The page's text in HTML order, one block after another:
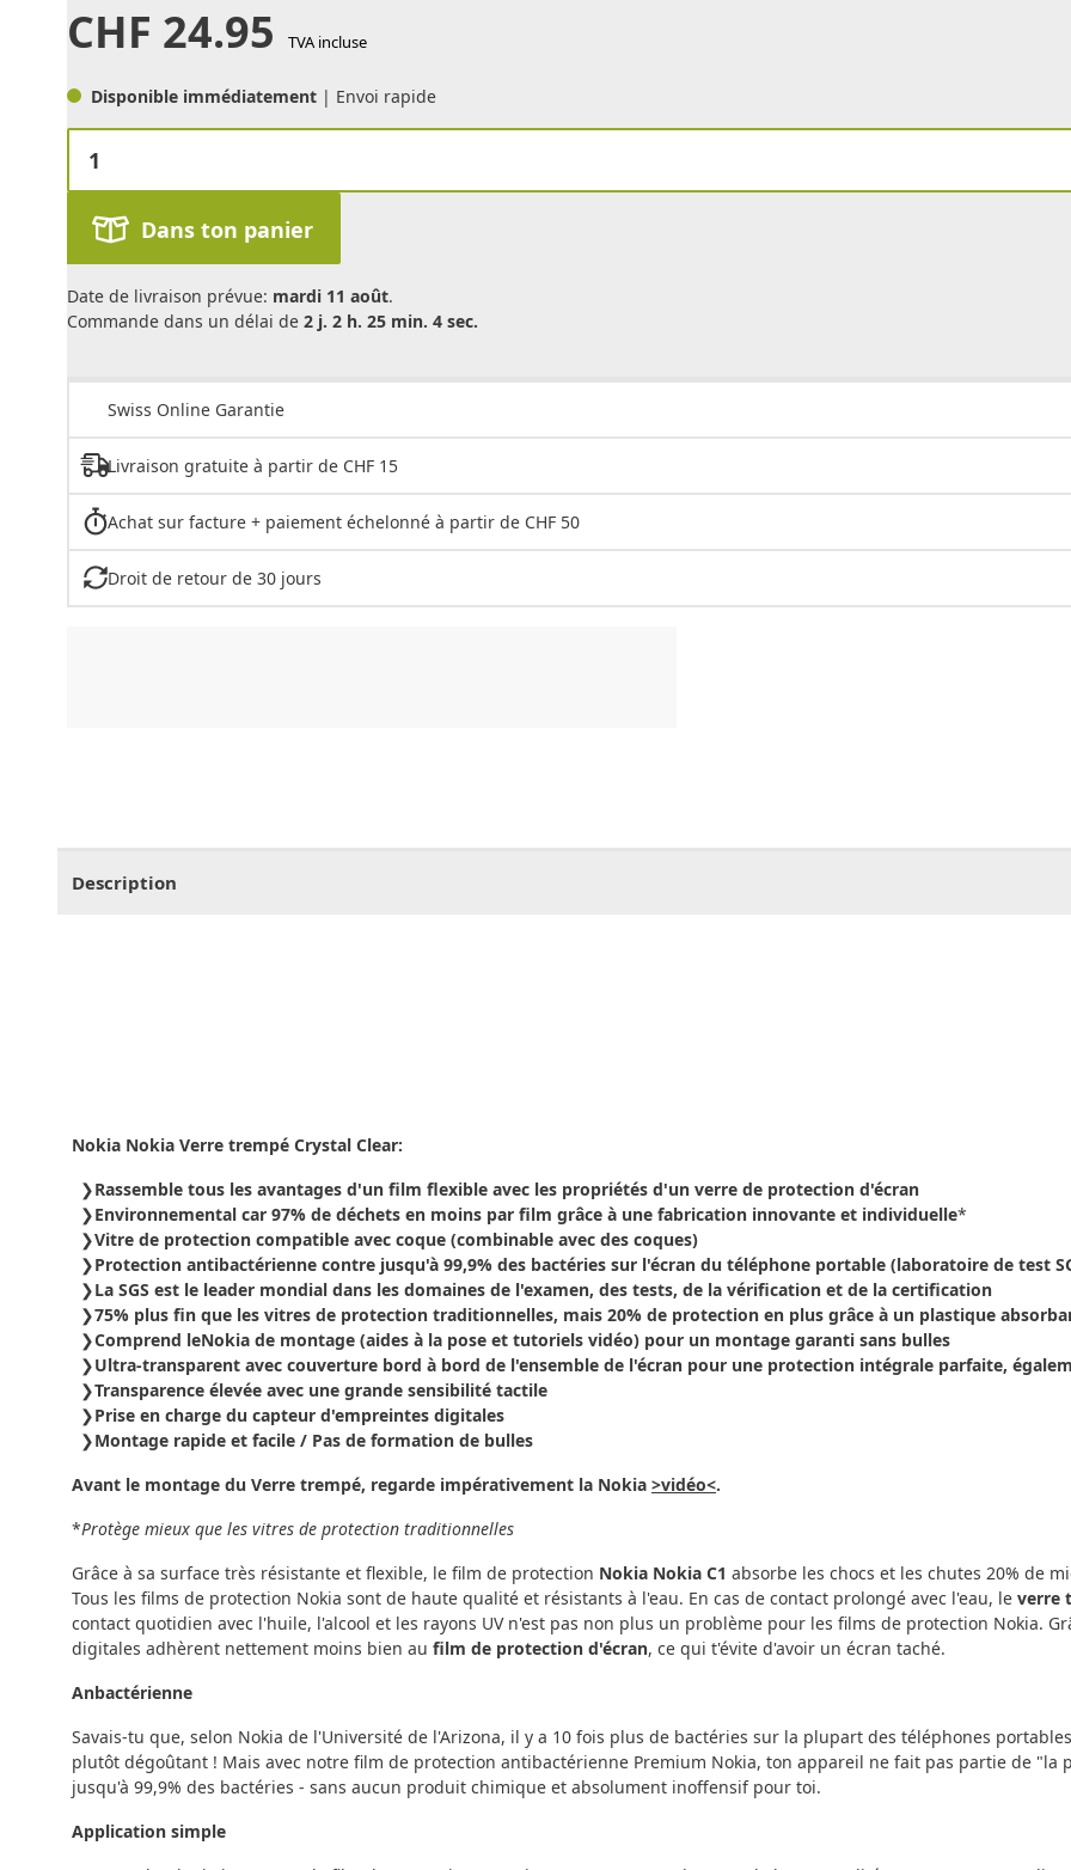
CHF 24.95 TVA incluse
Disponible immédiatement | Envoi rapide
Dans ton panier
Date de livraison prévue: mardi 11 août.
Commande dans un délai de 2 j. 2 h. 25 min. 4 sec.
Swiss Online Garantie
Livraison gratuite à partir de CHF 15
Achat sur facture + paiement échelonné à partir de CHF 50
Droit de retour de 30 jours
Description
Nokia Nokia Verre trempé Crystal Clear:
Rassemble tous les avantages d'un film flexible avec les propriétés d'un verre de protection d'écran
Environnemental car 97% de déchets en moins par film grâce à une fabrication innovante et individuelle*
Vitre de protection compatible avec coque (combinable avec des coques)
Protection antibactérienne contre jusqu'à 99,9% des bactéries sur l'écran du téléphone portable (laboratoire de test
La SGS est le leader mondial dans les domaines de l'examen, des tests, de la vérification et de la certification
75% plus fin que les vitres de protection traditionnelles, mais 20% de protection en plus grâce à un plastique
Comprend leNokia de montage (aides à la pose et tutoriels vidéo) pour un montage garanti sans bulles
Ultra-transparent avec couverture bord à bord de l'ensemble de l'écran pour une protection intégrale parfaite,
Transparence élevée avec une grande sensibilité tactile
Prise en charge du capteur d'empreintes digitales
Montage rapide et facile / Pas de formation de bulles
Avant le montage du Verre trempé, regarde impérativement la Nokia >vidéo<.
*Protège mieux que les vitres de protection traditionnelles
Grâce à sa surface très résistante et flexible, le film de protection Nokia Nokia C1 absorbe les chocs et les chutes 20% de
Tous les films de protection Nokia sont de haute qualité et résistants à l'eau. En cas de contact prolongé avec l'eau, le verre
contact quotidien avec l'huile, l'alcool et les rayons UV n'est pas non plus un problème pour les films de protection Nokia.
digitales adhèrent nettement moins bien au film de protection d'écran, ce qui t'évite d'avoir un écran taché.
Anbactérienne
Savais-tu que, selon Nokia de l'Université de l'Arizona, il y a 10 fois plus de bactéries sur la plupart des téléphones
plutôt dégoûtant ! Mais avec notre film de protection antibactérienne Premium Nokia, ton appareil ne fait pas partie de
jusqu'à 99,9% des bactéries - sans aucun produit chimique et absolument inoffensif pour toi.
Application simple